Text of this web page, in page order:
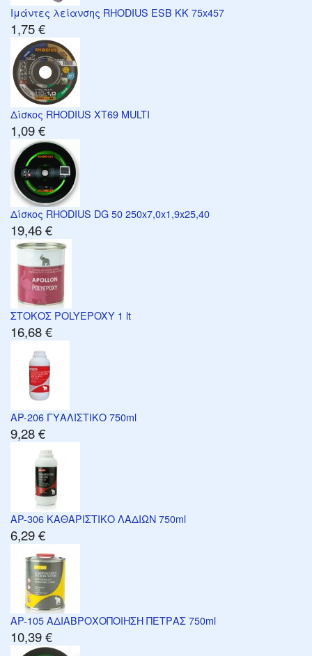
Ιμάντες λείανσης RHODIUS ESB KK 75x457
1,75 €
Δίσκος RHODIUS XT69 MULTI
1,09 €
Δίσκος RHODIUS DG 50 250x7,0x1,9x25,40
19,46 €
ΣΤΟΚΟΣ POLYEPOXY 1 lt
16,68 €
AP-206 ΓΥΑΛΙΣΤΙΚΟ 750ml
9,28 €
AP-306 ΚΑΘΑΡΙΣΤΙΚΟ ΛΑΔΙΩΝ 750ml
6,29 €
AP-105 ΑΔΙΑΒΡΟΧΟΠΟΙΗΣΗ ΠΕΤΡΑΣ 750ml
10,39 €